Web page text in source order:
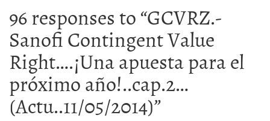
96 responses to “GCVRZ.-
Sanofi Contingent Value
Right….¡Una apuesta para el
próximo año!..cap.2…
(Actu..11/05/2014)”